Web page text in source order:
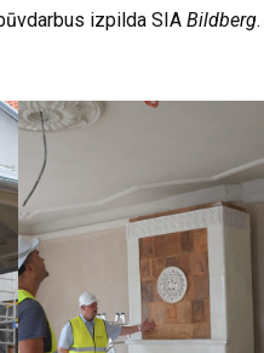
izpilda SIA Bildberg